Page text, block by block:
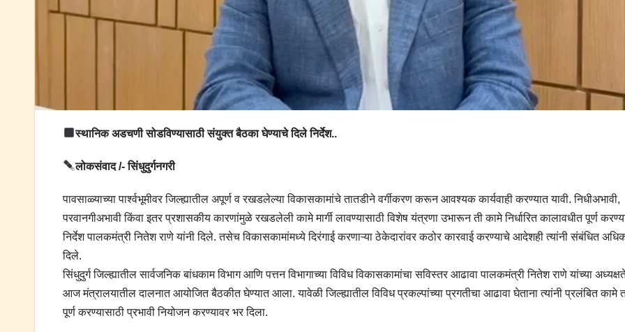
स्थानिक अडचणी सोडविण्यासाठी संयुक्त बैठका घेण्याचे दिले निर्देश..
लोकसंवाद /- सिंधुदुर्गनगरी
पावसाळ्याच्या पार्श्वभूमीवर जिल्ह्यातील अपूर्ण व रखडलेल्या विकासकामांचे तातडीने वर्गीकरण करून आवश्यक कार्यवाही करण्यात यावी. निधीअभावी,
परवानगीअभावी किंवा इतर प्रशासकीय कारणांमुळे रखडलेली कामे मार्गी लावण्यासाठी विशेष यंत्रणा उभारून ती कामे निर्धारित कालावधीत पूर्ण
निर्देश पालकमंत्री नितेश राणे यांनी दिले. तसेच विकासकामांमध्ये दिरंगाई करणाऱ्या ठेकेदारांवर कठोर कारवाई करण्याचे आदेशही त्यांनी संबंधित
दिले.
सिंधुदुर्ग जिल्ह्यातील सार्वजनिक बांधकाम विभाग आणि पत्तन विभागाच्या विविध विकासकामांचा सविस्तर आढावा पालकमंत्री नितेश राणे यांच्या
आज मंत्रालयातील दालनात आयोजित बैठकीत घेण्यात आला. यावेळी जिल्ह्यातील विविध प्रकल्पांच्या प्रगतीचा आढावा घेताना त्यांनी प्रलंबित कामे
पूर्ण करण्यासाठी प्रभावी नियोजन करण्यावर भर दिला.